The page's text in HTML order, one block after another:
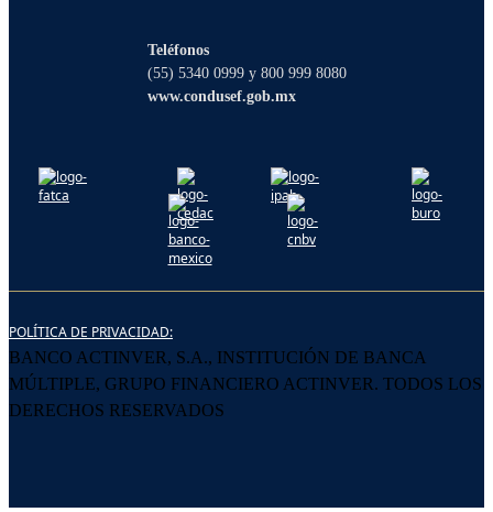
Teléfonos
(55) 5340 0999 y 800 999 8080
www.condusef.gob.mx
POLÍTICA DE PRIVACIDAD:
BANCO ACTINVER, S.A., INSTITUCIÓN DE BANCA
MÚLTIPLE, GRUPO FINANCIERO ACTINVER. TODOS LOS
DERECHOS RESERVADOS